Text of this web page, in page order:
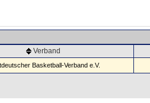
Verband
Basketball-Verband e.V.